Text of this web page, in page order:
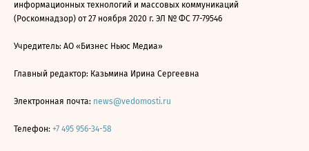
информационных технологий и массовых коммуникаций
(Роскомнадзор) от 27 ноября 2020 г. ЭЛ № ФС 77-79546
Учредитель: АО «Бизнес Ньюс Медиа»
Главный редактор: Казьмина Ирина Сергеевна
Электронная почта: news@vedomosti.ru
Телефон: +7 495 956-34-58